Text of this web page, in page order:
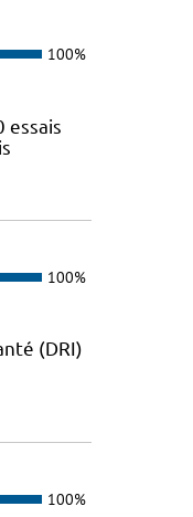
100%
essais
100%
(DRI)
100%